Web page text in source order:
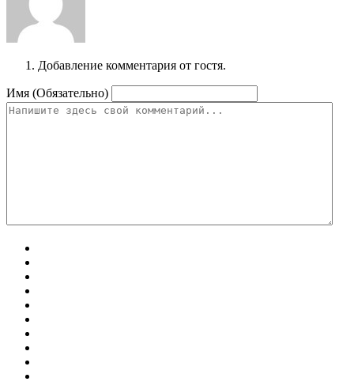
Добавление комментария от гостя.
Имя (Обязательно)